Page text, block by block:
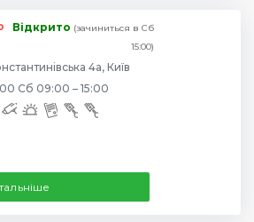
Відкрито (зачиниться в Сб
15:00)
4а, Київ
Сб 09:00 – 15:00